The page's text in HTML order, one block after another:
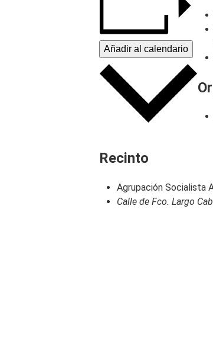
Añadir al calendario
Recinto
Agrupación Socialista
Calle de Fco. Largo